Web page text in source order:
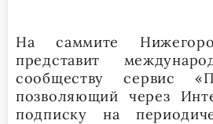
На саммите
представит
сообществу сервис
позволяющий через
подписку на